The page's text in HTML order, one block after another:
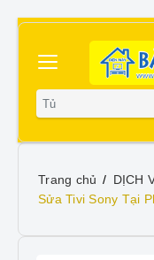
Trang chủ
DỊCH
Sửa Tivi Sony Tại